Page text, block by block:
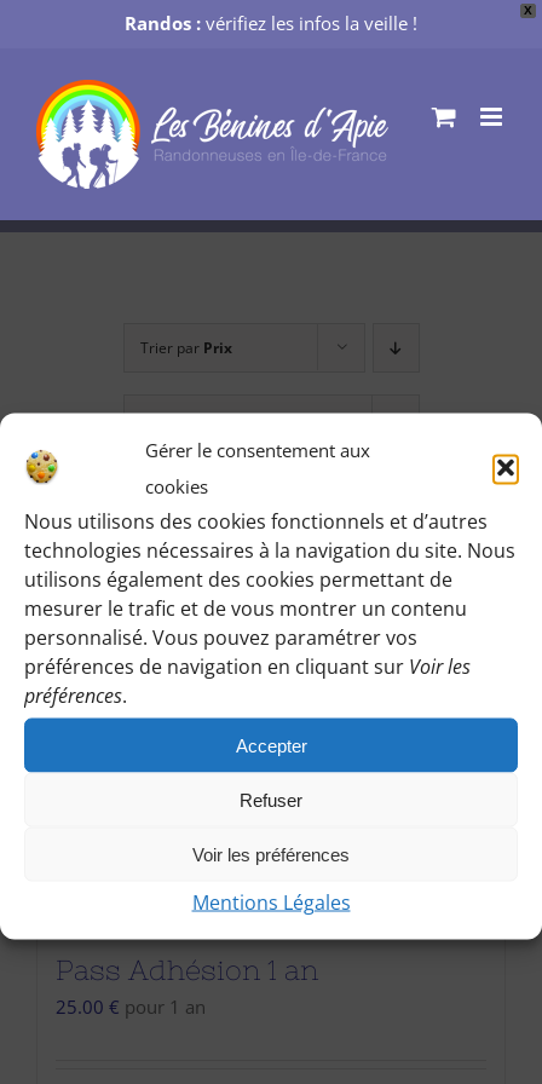
Gérer le consentement aux
cookies
Nous utilisons des cookies fonctionnels et d’autres
technologies nécessaires à la navigation du site. Nous
utilisons également des cookies permettant de
mesurer le trafic et de vous montrer un contenu
personnalisé. Vous pouvez paramétrer vos
préférences de navigation en cliquant sur Voir les
préférences.
Accepter
Refuser
Voir les préférences
Mentions Légales
X
Randos : vérifiez les infos la veille !
contenu
Trier par Prix
Montrer12 produits
Pass Adhésion 1 an
25.00 € pour 1 an